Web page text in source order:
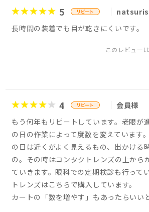
5
長時間の装着でも目が乾きにくいです。
このレビュー
4 会員様
もう何年もリピートしています。老眼が
の日の作業によって度数を変えています
の日は近くがよく見えるもの、出かける
の。その時はコンタクトレンズの上から
ていきます。眼科での定期検診も行って
トレンズはこちらで購入しています。
カートの「数を増やす」もあったらいい